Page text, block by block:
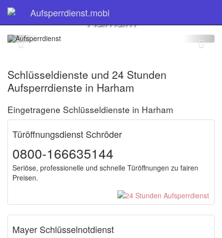
Aufsperrdienst.mobi
Schlüsseldienst
Harham
Schlüsseldienste und 24 Stunden
Aufsperrdienste in Harham
Eingetragene Schlüsseldienste in Harham
Türöffnungsdienst Schröder
0800-166635144
Seriöse, professionelle und schnelle Türöffnungen zu fairen
Preisen.
Mayer Schlüsselnotdienst